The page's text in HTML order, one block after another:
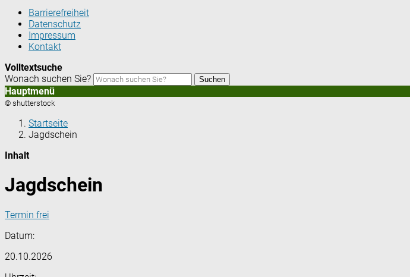
Barrierefreiheit
Datenschutz
Impressum
Kontakt
Volltextsuche
Wonach suchen Sie?
Suchen
Hauptmenü
© shutterstock
Startseite
Jagdschein
Inhalt
Jagdschein
Termin frei
Datum:
20.10.2026